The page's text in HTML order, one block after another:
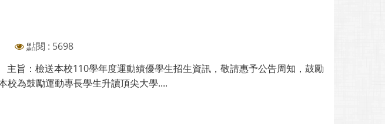
點閱 : 5698
旨：檢送本校110學年度運動績優學生招生資訊，敬請惠予公告周知，鼓勵
校為鼓勵運動專長學生升讀頂尖大學....